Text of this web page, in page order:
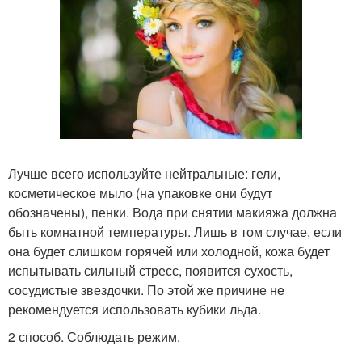
Лучше всего используйте нейтральные: гели,
косметическое мыло (на упаковке они будут
обозначены), пенки. Вода при снятии макияжа должна
быть комнатной температуры. Лишь в том случае, если
она будет слишком горячей или холодной, кожа будет
испытывать сильный стресс, появится сухость,
сосудистые звездочки. По этой же причине не
рекомендуется использовать кубики льда.
2 способ. Соблюдать режим.